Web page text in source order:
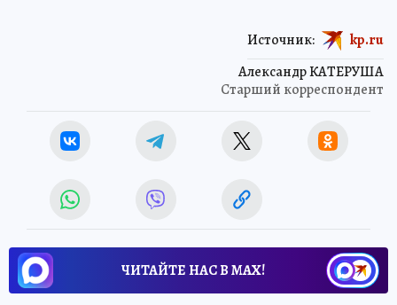
Александр КАТЕРУША
Старший корреспондент
Источник: kp.ru
ЧИТАЙТЕ НАС В МАХ!